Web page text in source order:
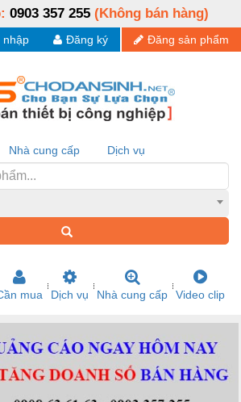
0903 357 255 (Không bán hàng)
Đăng sản phẩm
Đăng ký
nhập
Nhà cung cấp Dịch vụ
mua Dịch vụ Nhà cung cấp Video clip